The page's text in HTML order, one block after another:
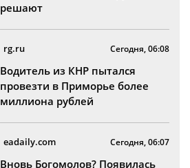
решают
rg.ru Сегодня, 06:08
Водитель из КНР пытался
провезти в Приморье более
миллиона рублей
eadaily.com Сегодня, 06:07
Вновь Богомолов? Появилась